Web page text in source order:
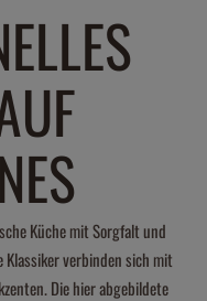
Küche mit Sorgfalt und
verbinden sich mit
Die hier abgebildete